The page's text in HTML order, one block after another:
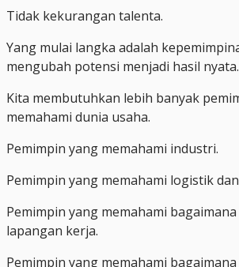
Tidak kekurangan talenta.
Yang mulai langka adalah
mengubah potensi menjadi hasil nyata.
Kita membutuhkan lebih banyak
memahami dunia usaha.
Pemimpin yang memahami industri.
Pemimpin yang memahami logistik
Pemimpin yang memahami
lapangan kerja.
Pemimpin yang memahami